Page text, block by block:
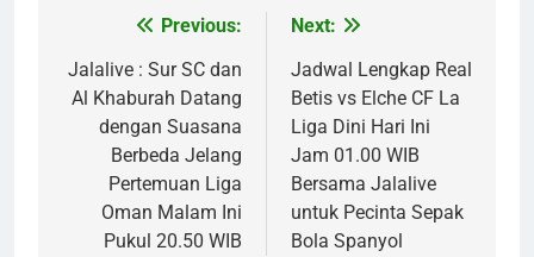
navigation
Previous:
Jalalive : Sur SC dan
Al Khaburah Datang
dengan Suasana
Berbeda Jelang
Pertemuan Liga
Oman Malam Ini
Pukul 20.50 WIB
Next:
Jadwal Lengkap Real
Betis vs Elche CF La
Liga Dini Hari Ini
Jam 01.00 WIB
Bersama Jalalive
untuk Pecinta Sepak
Bola Spanyol